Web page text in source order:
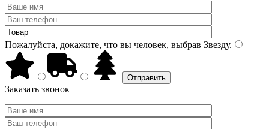
Пожалуйста, докажите, что вы человек, выбрав Звезду.
Заказать звонок